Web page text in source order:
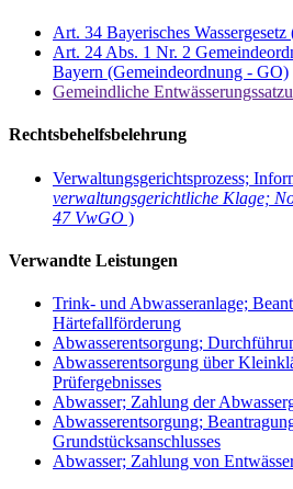
Art. 34 Bayerisches
Art. 24 Abs. 1 Nr. 2
Bayern (Gemeindeordnung - GO)
Gemeindliche
Rechtsbehelfsbelehrung
Verwaltungsgerichtsprozess;
verwaltungsgerichtliche Klage;
47 VwGO )
Verwandte Leistungen
Trink- und Abwasseranlage;
Härtefallförderung
Abwasserentsorgung;
Abwasserentsorgung über
Prüfergebnisses
Abwasser; Zahlung der
Abwasserentsorgung;
Grundstücksanschlusses
Abwasser; Zahlung von